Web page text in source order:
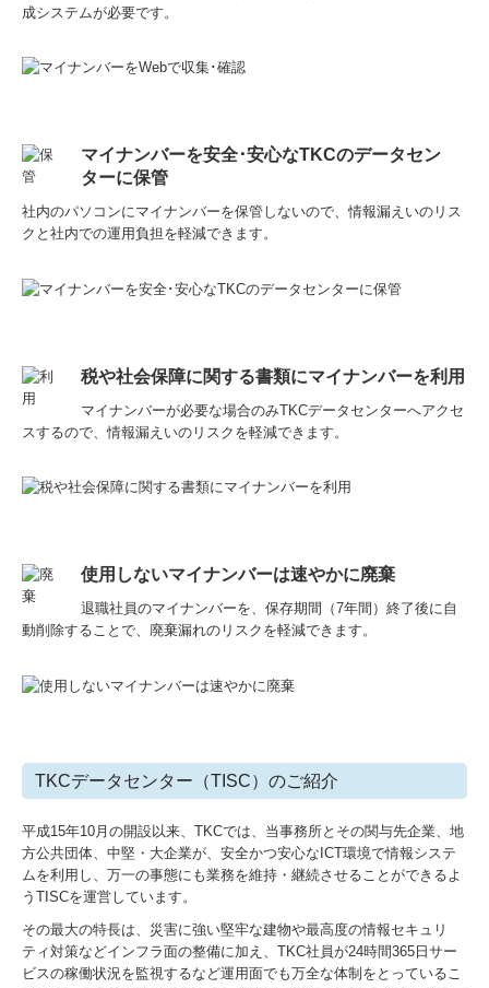
成システムが必要です。
マイナンバーを安全･安心なTKCのデータセン
ターに保管
社内のパソコンにマイナンバーを保管しないので、情報漏えいのリス
クと社内での運用負担を軽減できます。
税や社会保障に関する書類にマイナンバーを利用
マイナンバーが必要な場合のみTKCデータセンターへアクセ
スするので、情報漏えいのリスクを軽減できます。
使用しないマイナンバーは速やかに廃棄
退職社員のマイナンバーを、保存期間（7年間）終了後に自
動削除することで、廃棄漏れのリスクを軽減できます。
TKCデータセンター（TISC）のご紹介
平成15年10月の開設以来、TKCでは、当事務所とその関与先企業、地
方公共団体、中堅・大企業が、安全かつ安心なICT環境で情報システ
ムを利用し、万一の事態にも業務を維持・継続させることができるよ
うTISCを運営しています。
その最大の特長は、災害に強い堅牢な建物や最高度の情報セキュリ
ティ対策などインフラ面の整備に加え、TKC社員が24時間365日サー
ビスの稼働状況を監視するなど運用面でも万全な体制をとっているこ